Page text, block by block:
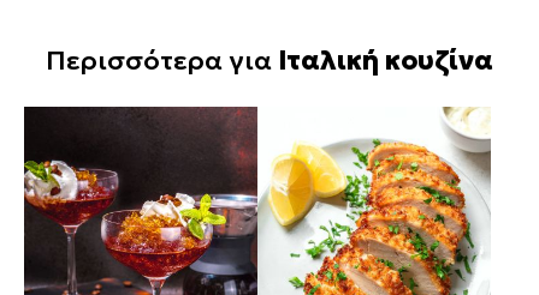
Περισσότερα για Ιταλική κουζίνα